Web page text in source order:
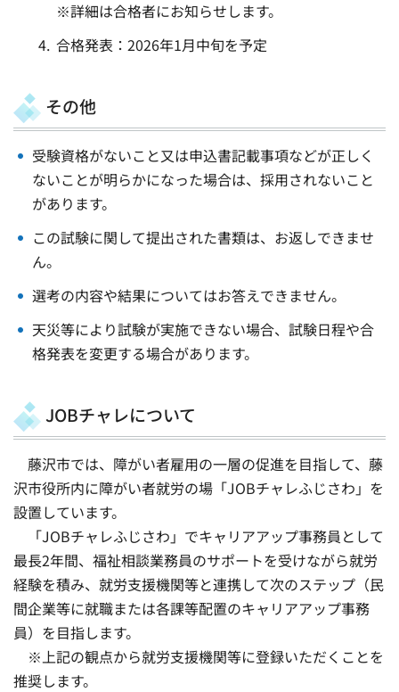
※詳細は合格者にお知らせします。
合格発表：2026年1月中旬を予定
その他
受験資格がないこと又は申込書記載事項などが正しく
ないことが明らかになった場合は、採用されないこと
があります。
この試験に関して提出された書類は、お返しできませ
ん。
選考の内容や結果についてはお答えできません。
天災等により試験が実施できない場合、試験日程や合
格発表を変更する場合があります。
JOBチャレについて
藤沢市では、障がい者雇用の一層の促進を目指して、藤
沢市役所内に障がい者就労の場「JOBチャレふじさわ」を
設置しています。
「JOBチャレふじさわ」でキャリアアップ事務員として
最長2年間、福祉相談業務員のサポートを受けながら就労
経験を積み、就労支援機関等と連携して次のステップ（民
間企業等に就職または各課等配置のキャリアアップ事務
員）を目指します。
※上記の観点から就労支援機関等に登録いただくことを
推奨します。